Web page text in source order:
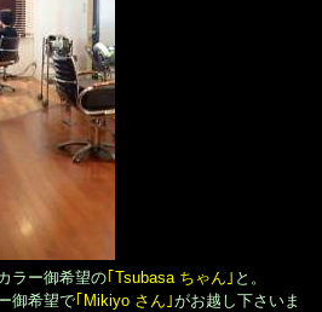
ラー御希望の｢Tsubasa ちゃん｣ と。
御希望で｢Mikiyo さん｣がお越し下さいま